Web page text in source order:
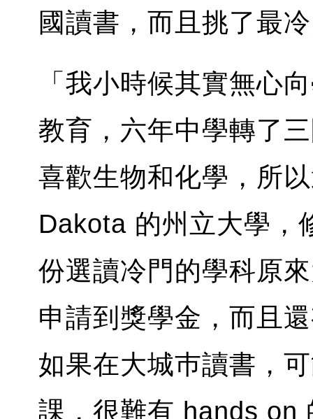
國讀書，而且挑了最
「我小時候其實無心
教育，六年中學轉了
喜歡生物和化學，所
Dakota 的州立大學，
份選讀冷門的學科原
申請到獎學金，而且
如果在大城巿讀書，
課，很難有 hands on